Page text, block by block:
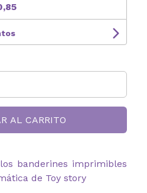
AL CARRITO
banderines imprimibles
de Toy story